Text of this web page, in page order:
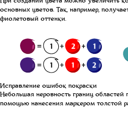
основных цветов. Так, например,
фиолетовый оттенки.
Исправление ошибок покраски
Небольшая неровность границ областей
помощью нанесения маркером толстой